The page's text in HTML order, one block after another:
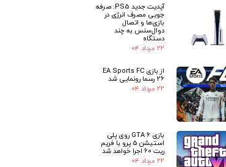
★
آپدیت جدید PS5: صرفه
جویی مصرف انرژی در
بازی‌ها و اتصال
دوال‌سنس به چند
دستگاه
۲۲ مرداد ۰۴
از بازی EA Sports FC
26 رسما رونمایی شد
۲۲ مرداد ۰۴
بازی GTA 6 روی پلی
استیشن 5 پرو با فریم
ریت 60 اجرا خواهد شد
۲۲ مرداد ۰۴